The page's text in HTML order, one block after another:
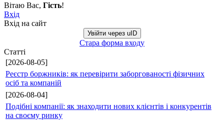
Вітаю Вас, Гість!
Вхід
Вхід на сайт
Увійти через uID
Стара форма входу
Статті
[2026-08-05]
Реєстр боржників: як перевірити заборгованості фізичних
осіб та компаній
[2026-08-04]
Подібні компанії: як знаходити нових клієнтів і конкурентів
на своєму ринку